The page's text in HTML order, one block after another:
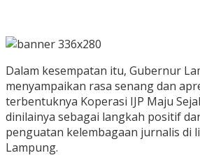
Dalam kesempatan itu, Gubernur
menyampaikan rasa senang dan
terbentuknya Koperasi IJP Maju
dinilainya sebagai langkah positif
penguatan kelembagaan jurnalis di
Lampung.